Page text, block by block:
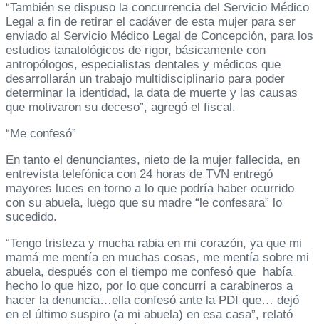
“También se dispuso la concurrencia del Servicio Médico
Legal a fin de retirar el cadáver de esta mujer para ser
enviado al Servicio Médico Legal de Concepción, para los
estudios tanatológicos de rigor, básicamente con
antropólogos, especialistas dentales y médicos que
desarrollarán un trabajo multidisciplinario para poder
determinar la identidad, la data de muerte y las causas
que motivaron su deceso”, agregó el fiscal.
“Me confesó”
En tanto el denunciantes, nieto de la mujer fallecida, en
entrevista telefónica con 24 horas de TVN entregó
mayores luces en torno a lo que podría haber ocurrido
con su abuela, luego que su madre “le confesara” lo
sucedido.
“Tengo tristeza y mucha rabia en mi corazón, ya que mi
mamá me mentía en muchas cosas, me mentía sobre mi
abuela, después con el tiempo me confesó que había
hecho lo que hizo, por lo que concurrí a carabineros a
hacer la denuncia…ella confesó ante la PDI que… dejó
en el último suspiro (a mi abuela) en esa casa”, relató